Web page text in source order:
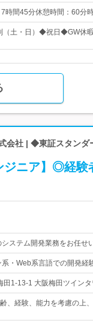
時間45分休憩時間：60
（土・日）◆祝日◆GW休
会社 | ◆東証スタン
ジニア】◎経
ステム開発業務をお任せ
・Web系言語での開発経
田1-13-1 大阪梅田ツイン
、経験、能力を考慮の上